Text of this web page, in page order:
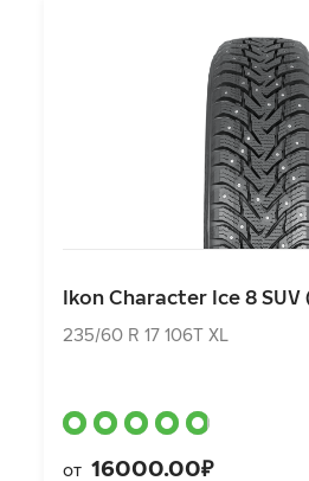
Ikon Character Ice 8 SUV
235/60 R 17 106T XL
от 16000.00₽
Ikon Character Ice 8 SUV
235/60 R 17 106T XL
от16000.00₽